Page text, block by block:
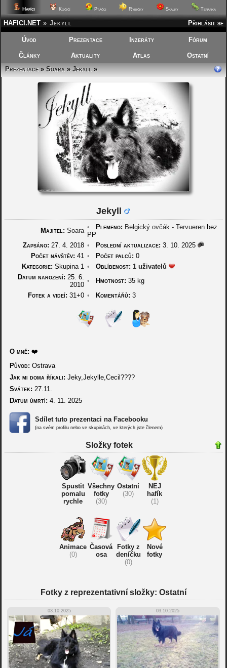
Hafíci Kočičí Ptáčci Rybičky Skalky Terárka
Přihlásit se
HAFICI.NET » Jekyll
Úvod Prezentace Inzeráty Fórum
Články Aktuality Atlas
Ostatní
Prezentace»Soara»Jekyll»
Jekyll
Majitel: Soara • Plemeno: Belgický ovčák - Tervuerenbez
PP
Zapsáno: 27. 4. 2018 • Poslední aktualizace: 3. 10. 2025
Počet návštěv: 41 • Počet palců: 0
Kategorie: Skupina 1 • Oblíbenost: 1 uživatelů
Datum narození: 25. 6.
2010
• Hmotnost: 35 kg
Fotek a videí: 31+0 • Komentářů: 3
O mně: ❤️
Původ: Ostrava
Jak mi doma říkali: Jeky,Jekylle,Cecil????
Svátek: 27.11.
Datum úmrtí: 4. 11. 2025
Sdílet tuto prezentaci na Facebooku
(na svém profilu nebo ve skupinách, ve kterých jste členem)
Složky fotek
Spustit
pomalu
rychle
Všechny
fotky
(30)
Ostatní
(30)
NEJ
hafík
(1)
Animace
(0)
Časová
osa
Fotky z
deníčku
(0)
Nové
fotky
Fotky z reprezentativní složky: Ostatní
03.10.2025 03.10.2025